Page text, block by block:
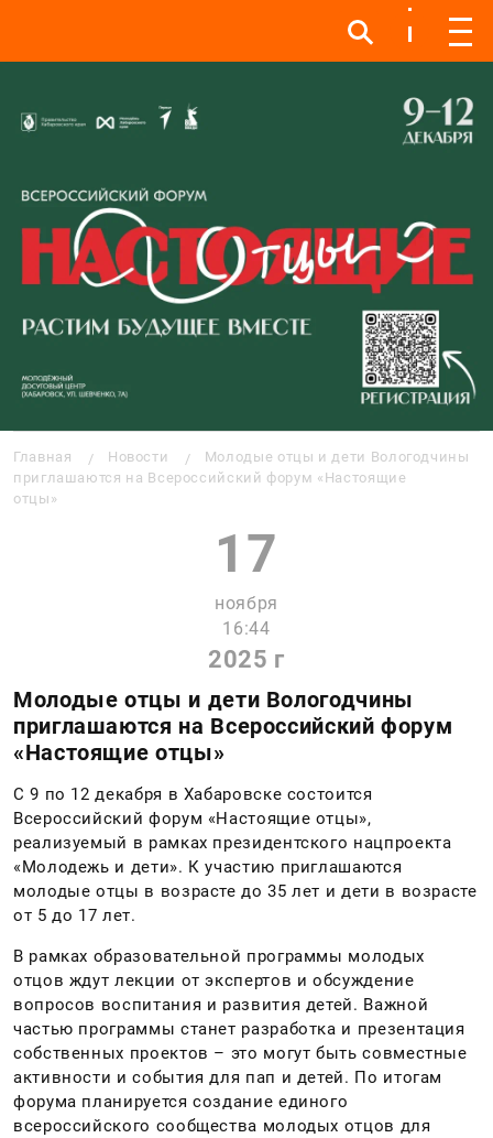
Инфо Инфо Меню
Главная Новости
Молодые отцы и дети Вологодчины
приглашаются на Всероссийский форум «Настоящие
отцы»
17
ноября
16:44
2025 г
Молодые отцы и дети Вологодчины
приглашаются на Всероссийский форум
«Настоящие отцы»
С 9 по 12 декабря в Хабаровске состоится
Всероссийский форум «Настоящие отцы»,
реализуемый в рамках президентского нацпроекта
«Молодежь и дети». К участию приглашаются
молодые отцы в возрасте до 35 лет и дети в возрасте
от 5 до 17 лет.
В рамках образовательной программы молодых
отцов ждут лекции от экспертов и обсуждение
вопросов воспитания и развития детей. Важной
частью программы станет разработка и презентация
собственных проектов – это могут быть совместные
активности и события для пап и детей. По итогам
форума планируется создание единого
всероссийского сообщества молодых отцов для